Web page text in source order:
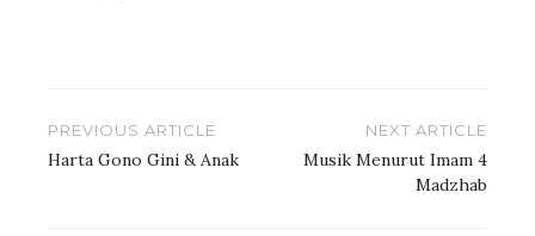
Post
navigation
PREVIOUS ARTICLE
Harta Gono Gini & Anak
NEXT ARTICLE
Musik Menurut Imam 4
Madzhab